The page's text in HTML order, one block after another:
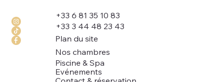
Plan du site
Nos chambres
Piscine & Spa
Evénements
+33 6 81 35 10 83
+33 3 44 48 23 43